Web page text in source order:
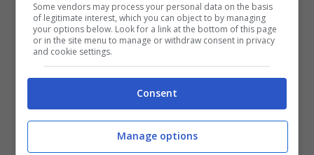
Copertura spese mediche elevate
consigliabile scegliere polizze con
massimali di almeno000 euro, ma
molte compagnie propongono anche
coperture illimitate, più adatte al
contesto statunitense e a un
Some vendors may process your personal data on the basis
of legitimate interest, which you can object to by managing
your options below. Look for a link at the bottom of this page
or in the site menu to manage or withdraw consent in privacy
and cookie settings.
Consent
Manage options